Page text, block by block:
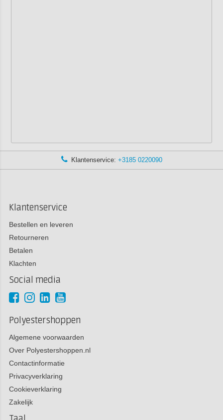
Klantenservice: +3185 0220090
Klantenservice
Bestellen en leveren
Retourneren
Betalen
Klachten
Social media
Polyestershoppen
Algemene voorwaarden
Over Polyestershoppen.nl
Contactinformatie
Privacyverklaring
Cookieverklaring
Zakelijk